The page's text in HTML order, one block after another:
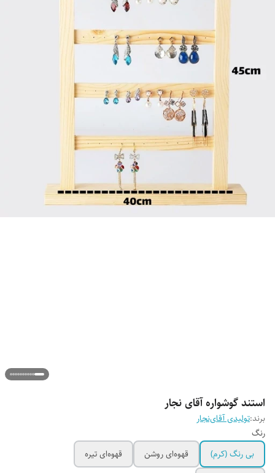
استند گوشواره آقای نجار
برند:تولیدی آقای‌نجار
رنگ
بی رنگ (کرم)
قهوه‌ای روشن
قهوه‌ای تیره